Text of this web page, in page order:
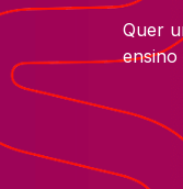
Quer
ensino